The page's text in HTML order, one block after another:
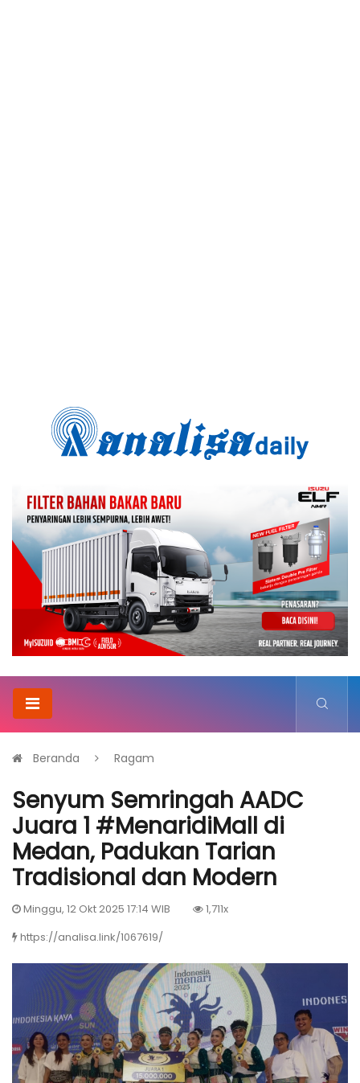
Beranda Ragam
Senyum Semringah AADC
Juara 1 #MenaridiMall di
Medan, Padukan Tarian
Tradisional dan Modern
Minggu, 12 Okt 2025 17:14 WIB
1,711x
https://analisa.link/1067619/